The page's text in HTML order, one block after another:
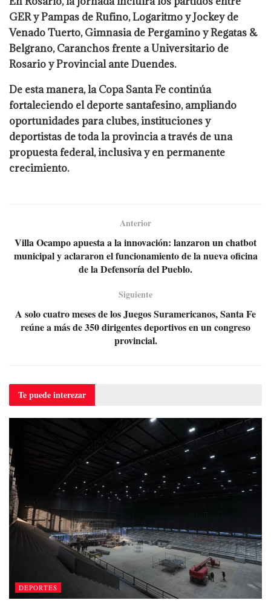
GER y Pampas de Rufino, Logaritmo y Jockey de
Venado Tuerto, Gimnasia de Pergamino y Regatas &
Belgrano, Caranchos frente a Universitario de
Rosario y Provincial ante Duendes.
De esta manera, la Copa Santa Fe continúa
fortaleciendo el deporte santafesino, ampliando
oportunidades para clubes, instituciones y
deportistas de toda la provincia a través de una
propuesta federal, inclusiva y en permanente
crecimiento.
Anterior
Villa Ocampo apuesta a la innovación: lanzaron un chatbot
municipal y aclararon el funcionamiento de la nueva oficina
de la Defensoría del Pueblo.
Siguiente
A solo cuatro meses de los Juegos Suramericanos, Santa Fe
reúne a más de 350 dirigentes deportivos en un congreso
provincial.
Te puedeinterezar
DEPORTES